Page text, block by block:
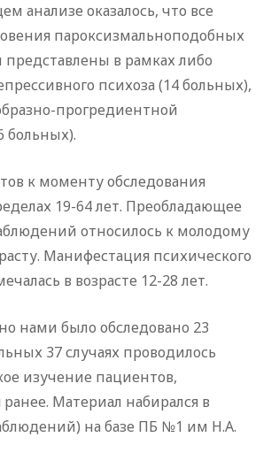
анализе оказалось, что все
пароксизмальноподобных
в рамках либо
психоза (14 больных),
прогредиентной
больных).
к моменту обследования
19-64 лет. Преобладающее
относилось к молодому
Манифестация психического
в возрасте 12-28 лет.
нами было обследовано 23
37 случаях проводилось
изучение пациентов,
Материал набирался в
на базе ПБ №1 им Н.А.